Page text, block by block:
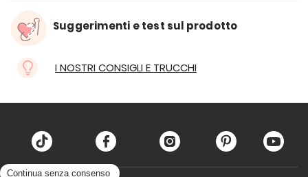
Suggerimenti e test sul prodotto
I NOSTRI CONSIGLI E TRUCCHI